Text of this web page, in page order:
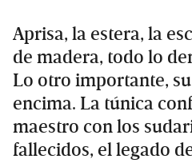
Aprisa, la estera, la
de madera, todo lo
Lo otro importante,
encima. La túnica
maestro con los
fallecidos, el legado